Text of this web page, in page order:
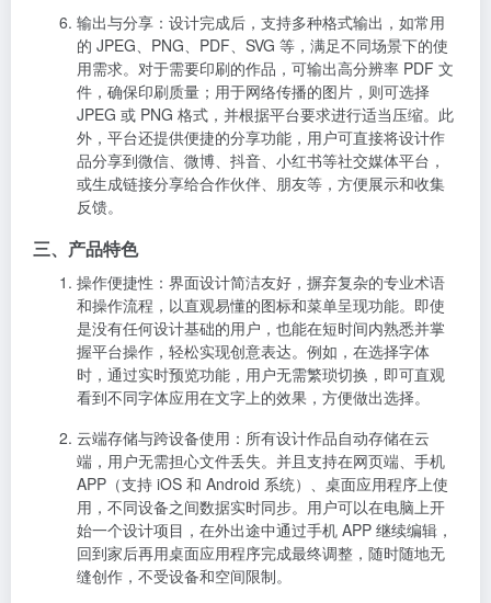
输出与分享 ：设计完成后，支持多种格式输出，如常用
的 JPEG、PNG、PDF、SVG 等，满足不同场景下的使
用需求。对于需要印刷的作品，可输出高分辨率 PDF 文
件，确保印刷质量；用于网络传播的图片，则可选择
JPEG 或 PNG 格式，并根据平台要求进行适当压缩。此
外，平台还提供便捷的分享功能，用户可直接将设计作
品分享到微信、微博、抖音、小红书等社交媒体平台，
或生成链接分享给合作伙伴、朋友等，方便展示和收集
反馈。
三、产品特色
操作便捷性 ：界面设计简洁友好，摒弃复杂的专业术语
和操作流程，以直观易懂的图标和菜单呈现功能。即使
是没有任何设计基础的用户，也能在短时间内熟悉并掌
握平台操作，轻松实现创意表达。例如，在选择字体
时，通过实时预览功能，用户无需繁琐切换，即可直观
看到不同字体应用在文字上的效果，方便做出选择。
云端存储与跨设备使用 ：所有设计作品自动存储在云
端，用户无需担心文件丢失。并且支持在网页端、手机
APP（支持 iOS 和 Android 系统）、桌面应用程序上使
用，不同设备之间数据实时同步。用户可以在电脑上开
始一个设计项目，在外出途中通过手机 APP 继续编辑，
回到家后再用桌面应用程序完成最终调整，随时随地无
缝创作，不受设备和空间限制。